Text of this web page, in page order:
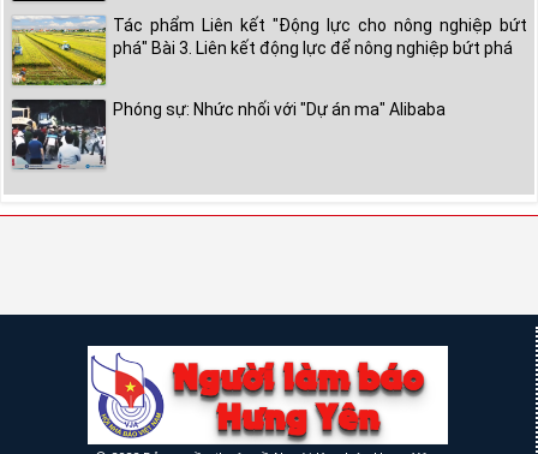
Tác phẩm Liên kết "Động lực cho nông nghiệp bứt
phá" Bài 3. Liên kết động lực để nông nghiệp bứt phá
Phóng sự: Nhức nhối với "Dự án ma" Alibaba